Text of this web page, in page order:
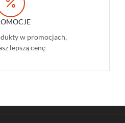
w promocjach,
lepszą cenę